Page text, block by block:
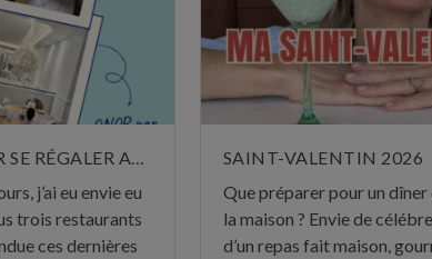
j’ai eu envie eu
trois restaurants
ces dernières
SAINT-VALENTIN 2026
Que préparer pour un dîner
la maison ? Envie de
d’un repas fait maison,